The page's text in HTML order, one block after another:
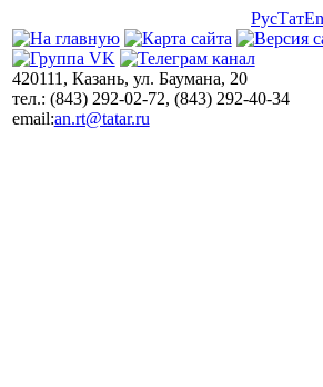
РусТат
420111, Казань, ул. Баумана, 20
тел.: (843) 292-02-72, (843) 292-40-34
email:an.rt@tatar.ru